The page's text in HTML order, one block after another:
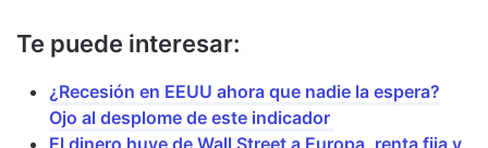
Te puede interesar:
¿Recesión en EEUU ahora que nadie la espera?
Ojo al desplome de este indicador
El dinero huye de Wall Street a Europa, renta fija y